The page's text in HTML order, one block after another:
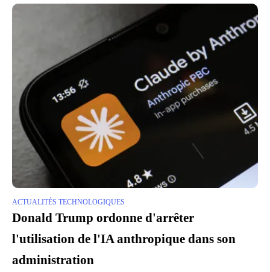
ACTUALITÉS TECHNOLOGIQUES
Donald Trump ordonne d'arrêter
l'utilisation de l'IA anthropique dans son
administration